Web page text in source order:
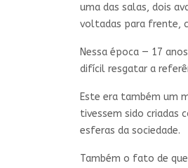
uma das salas, dois
voltadas para frente,
Nessa época — 17
difícil resgatar a
Este era também um
tivessem sido criadas
esferas da sociedade.
Também o fato de